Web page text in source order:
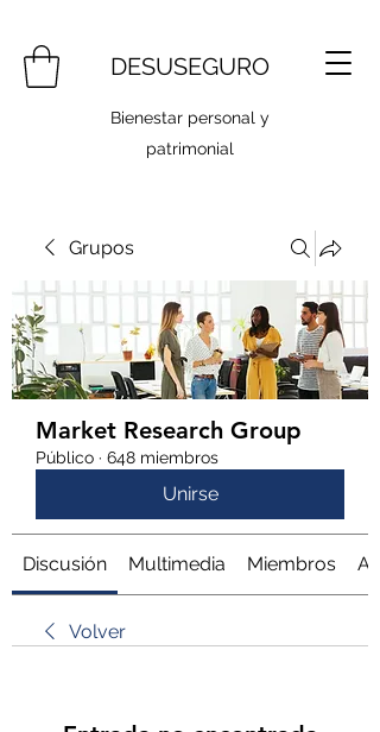
DESUSEGURO
Bienestar personal y
patrimonial
Grupos
Market Research Group
Público · 648 miembros
Unirse
Discusión Multimedia Miembros
Volver